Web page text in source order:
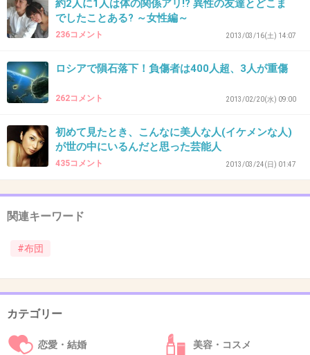
約2人に1人は体の関係アリ!? 異性の友達とどこま
でしたことある? ～女性編～
236コメント 2013/03/16(土) 14:07
ロシアで隕石落下！負傷者は400人超、3人が重傷
262コメント 2013/02/20(水) 09:00
初めて見たとき、こんなに美人な人(イケメンな人)
が世の中にいるんだと思った芸能人
435コメント 2013/03/24(日) 01:47
関連キーワード
#布団
カテゴリー
恋愛・結婚 美容・コスメ